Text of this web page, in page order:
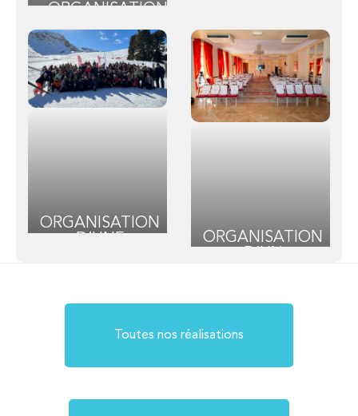
ORGANISATION
DU GRAND PRIX
DE L’UNION DE
LA PUBLICITÉ
EXTÉRIEURE
EN PROVENCE
ORGANISATION
MONTAGNE
ORGANISATION
LABORATOIRE
PARIS
Toutes nos réalisations